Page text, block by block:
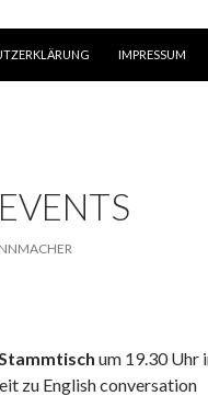
IMPRESSUM
um 19.30 Uhr
zu English conversation